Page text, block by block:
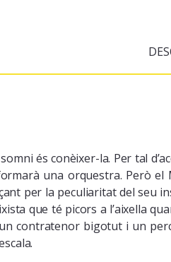
és conèixer-la. Per tal
una orquestra. Però
per la peculiaritat del seu
que té picors a l’aixella
contratenor bigotut i un